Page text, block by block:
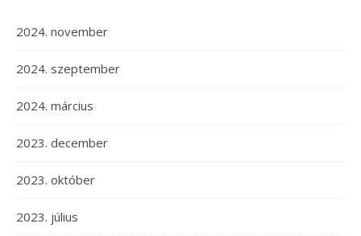
2024. november
2024. szeptember
2024. március
2023. december
2023. október
2023. július